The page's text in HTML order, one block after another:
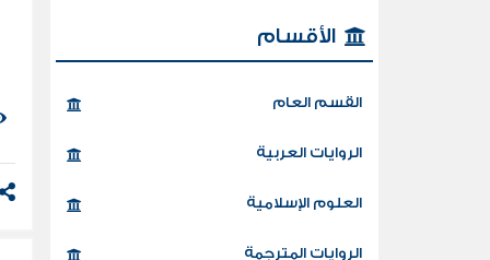
الأقسام
القسم العام
الروايات العربية
العلوم الإسلامية
الروايات المترجمة